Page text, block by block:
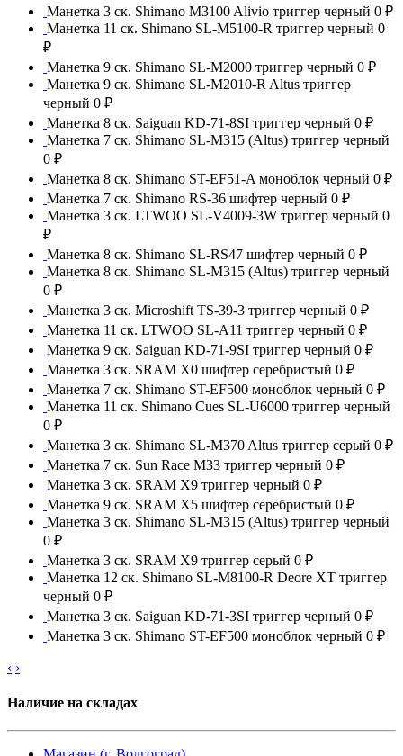
Манетка 3 ск. Shimano M3100 Alivio триггер черный 0 ₽
Манетка 11 ск. Shimano SL-M5100-R триггер черный 0
₽
Манетка 9 ск. Shimano SL-M2000 триггер черный 0 ₽
Манетка 9 ск. Shimano SL-M2010-R Altus триггер
черный 0 ₽
Манетка 8 ск. Saiguan KD-71-8SI триггер черный 0 ₽
Манетка 7 ск. Shimano SL-M315 (Altus) триггер черный
0 ₽
Манетка 8 ск. Shimano ST-EF51-A моноблок черный 0 ₽
Манетка 7 ск. Shimano RS-36 шифтер черный 0 ₽
Манетка 3 ск. LTWOO SL-V4009-3W триггер черный 0
₽
Манетка 8 ск. Shimano SL-RS47 шифтер черный 0 ₽
Манетка 8 ск. Shimano SL-M315 (Altus) триггер черный
0 ₽
Манетка 3 ск. Microshift TS-39-3 триггер черный 0 ₽
Манетка 11 ск. LTWOO SL-A11 триггер черный 0 ₽
Манетка 9 ск. Saiguan KD-71-9SI триггер черный 0 ₽
Манетка 3 ск. SRAM X0 шифтер серебристый 0 ₽
Манетка 7 ск. Shimano ST-EF500 моноблок черный 0 ₽
Манетка 11 ск. Shimano Cues SL-U6000 триггер черный
0 ₽
Манетка 3 ск. Shimano SL-M370 Altus триггер серый 0 ₽
Манетка 7 ск. Sun Race M33 триггер черный 0 ₽
Манетка 3 ск. SRAM X9 триггер черный 0 ₽
Манетка 9 ск. SRAM X5 шифтер серебристый 0 ₽
Манетка 3 ск. Shimano SL-M315 (Altus) триггер черный
0 ₽
Манетка 3 ск. SRAM X9 триггер серый 0 ₽
Манетка 12 ск. Shimano SL-M8100-R Deore XT триггер
черный 0 ₽
Манетка 3 ск. Saiguan KD-71-3SI триггер черный 0 ₽
Манетка 3 ск. Shimano ST-EF500 моноблок черный 0 ₽
‹ ›
Наличие на складах